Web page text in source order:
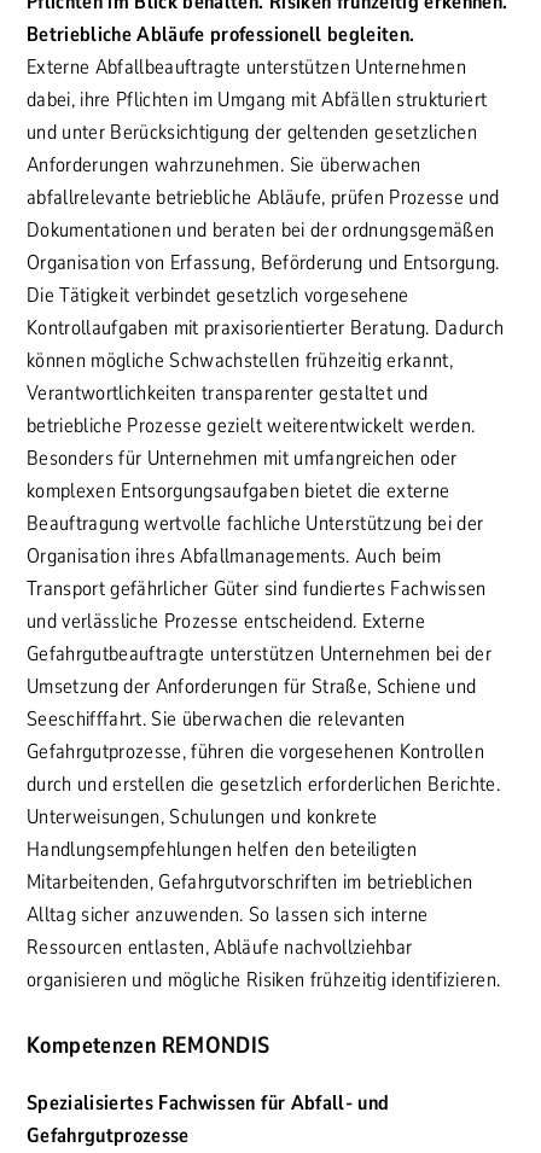
Betriebliche Abläufe professionell begleiten.
Externe Abfallbeauftragte unterstützen Unternehmen
dabei, ihre Pflichten im Umgang mit Abfällen strukturiert
und unter Berücksichtigung der geltenden gesetzlichen
Anforderungen wahrzunehmen. Sie überwachen
abfallrelevante betriebliche Abläufe, prüfen Prozesse und
Dokumentationen und beraten bei der ordnungsgemäßen
Organisation von Erfassung, Beförderung und Entsorgung.
Die Tätigkeit verbindet gesetzlich vorgesehene
Kontrollaufgaben mit praxisorientierter Beratung. Dadurch
können mögliche Schwachstellen frühzeitig erkannt,
Verantwortlichkeiten transparenter gestaltet und
betriebliche Prozesse gezielt weiterentwickelt werden.
Besonders für Unternehmen mit umfangreichen oder
komplexen Entsorgungsaufgaben bietet die externe
Beauftragung wertvolle fachliche Unterstützung bei der
Organisation ihres Abfallmanagements. Auch beim
Transport gefährlicher Güter sind fundiertes Fachwissen
und verlässliche Prozesse entscheidend. Externe
Gefahrgutbeauftragte unterstützen Unternehmen bei der
Umsetzung der Anforderungen für Straße, Schiene und
Seeschifffahrt. Sie überwachen die relevanten
Gefahrgutprozesse, führen die vorgesehenen Kontrollen
durch und erstellen die gesetzlich erforderlichen Berichte.
Unterweisungen, Schulungen und konkrete
Handlungsempfehlungen helfen den beteiligten
Mitarbeitenden, Gefahrgutvorschriften im betrieblichen
Alltag sicher anzuwenden. So lassen sich interne
Ressourcen entlasten, Abläufe nachvollziehbar
organisieren und mögliche Risiken frühzeitig identifizieren.
Kompetenzen REMONDIS
Spezialisiertes Fachwissen für Abfall- und
Gefahrgutprozesse